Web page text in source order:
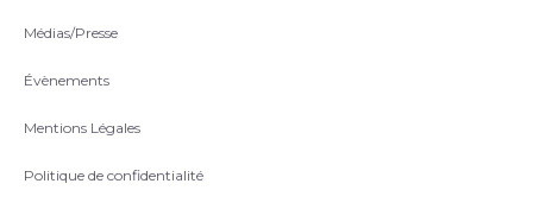
Médias/Presse
Évènements
Mentions Légales
Politique de confidentialité